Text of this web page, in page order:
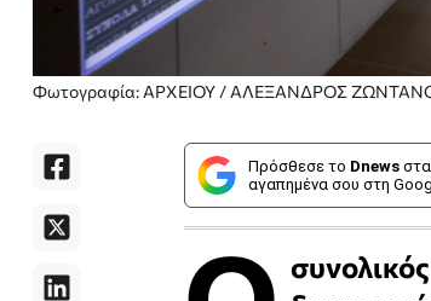
Φωτογραφία: ΑΡΧΕΙΟΥ / ΑΛΕΞΑΝΔΡΟΣ
Πρόσθεσε το Dnews στα
αγαπημένα σου στη